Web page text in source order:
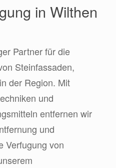
in Wilthen
Partner für die
Steinfassaden,
der Region. Mit
und
entfernen wir
und
Verfugung von